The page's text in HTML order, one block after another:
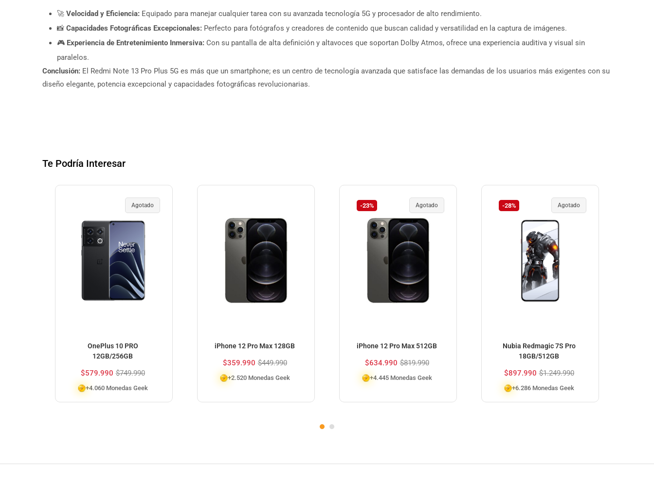
🚀 Velocidad y Eficiencia: Equipado para manejar cualquier tarea con su avanzada tecnología 5G y procesador de alto rendimiento.
📸 Capacidades Fotográficas Excepcionales: Perfecto para fotógrafos y creadores de contenido que buscan calidad y versatilidad en la captura de imágenes.
🎮 Experiencia de Entretenimiento Inmersiva: Con su pantalla de alta definición y altavoces que soportan Dolby Atmos, ofrece una experiencia auditiva y visual sin
paralelos.
Conclusión: El Redmi Note 13 Pro Plus 5G es más que un smartphone; es un centro de tecnología avanzada que satisface las demandas de los usuarios más exigentes con su
diseño elegante, potencia excepcional y capacidades fotográficas revolucionarias.
Te Podría Interesar
Agotado
OnePlus 10 PRO
12GB/256GB
$579.990 $749.990
+4.060 Monedas Geek
iPhone 12 Pro Max 128GB
$359.990 $449.990
+2.520 Monedas Geek
-23% Agotado
iPhone 12 Pro Max 512GB
$634.990 $819.990
+4.445 Monedas Geek
-28% Agotado
Nubia Redmagic 7S Pro
18GB/512GB
$897.990 $1.249.990
+6.286 Monedas Geek